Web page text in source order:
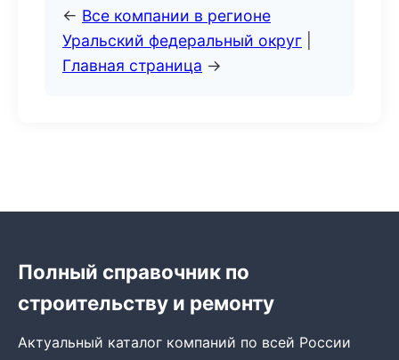
← Все компании в регионе
Уральский федеральный округ
Главная страница →
Полный справочник по
строительству и ремонту
Актуальный каталог компаний по всей России